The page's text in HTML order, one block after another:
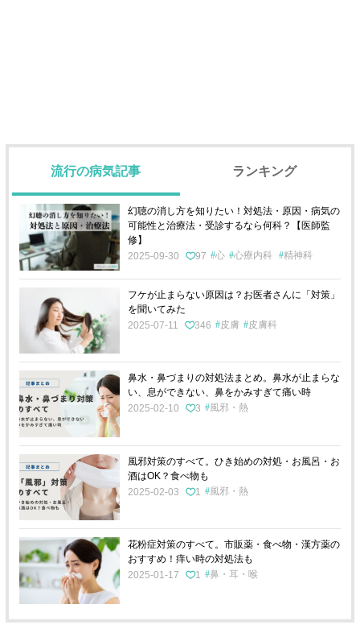
流行の病気記事 ランキング
幻聴の消し方を知りたい！対処法・原因・病気の
可能性と治療法・受診するなら何科？【医師監
修】
2025-09-30
97 心 心療内科 精神科
フケが止まらない原因は？お医者さんに「対策」
を聞いてみた
2025-07-11
346 皮膚 皮膚科
鼻水・鼻づまりの対処法まとめ。鼻水が止まらな
い、息ができない、鼻をかみすぎて痛い時
2025-02-10
3 風邪・熱
風邪対策のすべて。ひき始めの対処・お風呂・お
酒はOK？食べ物も
2025-02-03
1 風邪・熱
花粉症対策のすべて。市販薬・食べ物・漢方薬の
おすすめ！痒い時の対処法も
2025-01-17
1 鼻・耳・喉